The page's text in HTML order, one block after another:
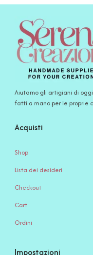
Aiutamo gli artigiani di
fatti a mano per le proprie
Acquisti
Shop
Lista dei desideri
Checkout
Cart
Ordini
Impostazioni